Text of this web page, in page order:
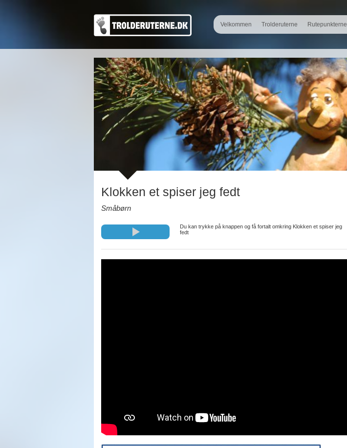
Klokken et spiser jeg fedt
Småbørn
Du kan trykke på knappen og få fortalt omkring Klokken et spiser jeg
fedt
Velkommen Trolderuterne Rutepunkterne